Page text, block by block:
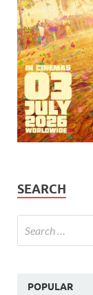
SEARCH
POPULAR